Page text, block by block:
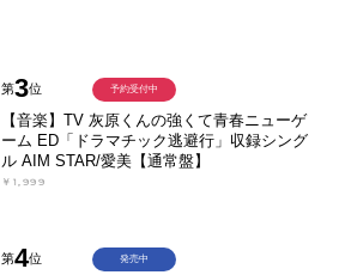
第3位
【音楽】TV 灰原くんの強くて青春ニューゲ
ーム ED「ドラマチック逃避行」収録シング
ル AIM STAR/愛美【通常盤】
￥1,999
予約受付中
第4位 発売中